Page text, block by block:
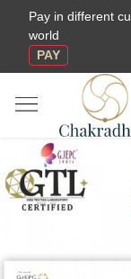
Pay in different
world
PAY